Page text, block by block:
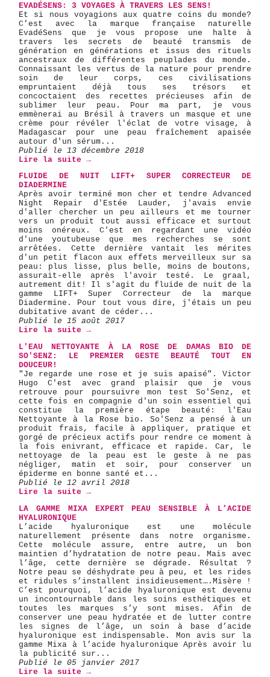
EVADÉSENS: 3 VOYAGES À TRAVERS LES SENS!
Et si nous voyagions aux quatre coins du monde?
C'est avec la marque française naturelle
EvadéSens que je vous propose une halte à
travers les secrets de beauté transmis de
génération en générations et issus des rituels
ancestraux de différentes peuplades du monde.
Connaissant les vertus de la nature pour prendre
soin de leur corps, ces civilisations
empruntaient déjà tous ses trésors et
concoctaient des recettes précieuses afin de
sublimer leur peau. Pour ma part, je vous
emmènerai au Brésil à travers un masque et une
crème pour révéler l'éclat de votre visage, à
Madagascar pour une peau fraîchement apaisée
autour d'un sérum...
Publié le 13 décembre 2018
Lire la suite →
FLUIDE DE NUIT LIFT+ SUPER CORRECTEUR DE
DIADERMINE
Après avoir terminé mon cher et tendre Advanced
Night Repair d'Estée Lauder, j'avais envie
d'aller chercher un peu ailleurs et me tourner
vers un produit tout aussi efficace et surtout
moins onéreux. C'est en regardant une vidéo
d'une youtubeuse que mes recherches se sont
arrêtées. Cette dernière vantait les mérites
d'un petit flacon aux effets merveilleux sur sa
peau: plus lisse, plus belle, moins de boutons,
assurait-elle après l'avoir testé. Le graal,
autrement dit! Il s'agit du fluide de nuit de la
gamme LIFT+ Super Correcteur de la marque
Diadermine. Pour tout vous dire, j'étais un peu
dubitative avant de céder...
Publié le 15 août 2017
Lire la suite →
L'EAU NETTOYANTE À LA ROSE DE DAMAS BIO DE
SO'SENZ: LE PREMIER GESTE BEAUTÉ TOUT EN
DOUCEUR!
"Je regarde une rose et je suis apaisé". Victor
Hugo C'est avec grand plaisir que je vous
retrouve pour poursuivre mon test So'Senz, et
cette fois en compagnie d'un soin essentiel qui
constitue la première étape beauté: l'Eau
Nettoyante à la Rose bio. So'Senz a pensé à un
produit frais, facile à appliquer, pratique et
gorgé de précieux actifs pour rendre ce moment à
la fois enivrant, efficace et rapide. Car, le
nettoyage de la peau est le geste à ne pas
négliger, matin et soir, pour conserver un
épiderme en bonne santé et...
Publié le 12 avril 2018
Lire la suite →
LA GAMME MIXA EXPERT PEAU SENSIBLE À L’ACIDE
HYALURONIQUE
L’acide hyaluronique est une molécule
naturellement présente dans notre organisme.
Cette molécule assure, entre autre, un bon
maintien d’hydratation de notre peau. Mais avec
l’âge, cette dernière se dégrade. Résultat ?
Notre peau se déshydrate peu à peu, et les rides
et ridules s’installent insidieusement….Misère !
C’est pourquoi, l’acide hyaluronique est devenu
un incontournable dans les soins esthétiques et
toutes les marques s’y sont mises. Afin de
conserver une peau hydratée et de lutter contre
les signes de l’âge, un soin à base d’acide
hyaluronique est indispensable. Mon avis sur la
gamme Mixa à l’acide hyaluronique Après avoir lu
la publicité sur...
Publié le 05 janvier 2017
Lire la suite →